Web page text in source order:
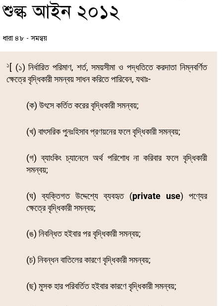
শুল্ক আইন ২০১২
ধারা ৪৮ - সমন্বয়
১ [ (১) নির্ধারিত পরিমাণ, শর্ত, সময়সীমা ও পদ্ধতিতে করদাতা নিম্নবর্ণিত
ক্ষেত্রে বৃদ্ধিকারী সমন্বয় সাধন করিতে পারিবেন, যথাঃ-
(ক) উৎসে কর্তিত করের বৃদ্ধিকারী সমন্বয়;
(খ) বাৎসরিক পুনঃহিসাব প্রণয়নের ফলে বৃদ্ধিকারী সমন্বয়;
(গ) ব্যাংকিং চ্যানেলে অর্থ পরিশোধ না করিবার ফলে বৃদ্ধিকারী
সমন্বয়;
(ঘ) ব্যক্তিগত উদ্দেশ্যে ব্যবহৃত (private use) পণ্যের
ক্ষেত্রে বৃদ্ধিকারী সমন্বয়;
(ঙ) নিবন্ধিত হইবার পর বৃদ্ধিকারী সমন্বয়;
(চ) নিবন্ধন বাতিলের কারণে বৃদ্ধিকারী সমন্বয়;
(ছ) মুসক হার পরিবর্তিত হইবার কারণে বৃদ্ধিকারী সমন্বয়;